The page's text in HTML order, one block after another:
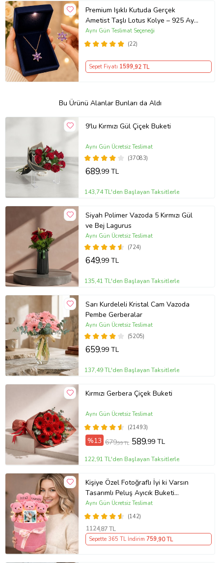
Premium Işıklı Kutuda Gerçek
Ametist Taşlı Lotus Kolye – 925 Ayar
Gümüş Kadın Kolye
(22)
Aynı Gün Teslimat Seçeneği
Sepet Fiyatı 1599,92 TL
Bu Ürünü Alanlar Bunları da Aldı
9'lu Kırmızı Gül Çiçek Buketi
(37083)
Aynı Gün Ücretsiz Teslimat
689,99 TL
143,74 TL'den Başlayan Taksitlerle
Siyah Polimer Vazoda 5 Kırmızı Gül
ve Bej Lagurus
(724)
Aynı Gün Ücretsiz Teslimat
649,99 TL
135,41 TL'den Başlayan Taksitlerle
Sarı Kurdeleli Kristal Cam Vazoda
Pembe Gerberalar
(5205)
Aynı Gün Ücretsiz Teslimat
659,99 TL
137,49 TL'den Başlayan Taksitlerle
Kırmızı Gerbera Çiçek Buketi
(21493)
Aynı Gün Ücretsiz Teslimat
%13 679,99 TL 589,99 TL
122,91 TL'den Başlayan Taksitlerle
Kişiye Özel Fotoğraflı İyi ki Varsın
Tasarımlı Peluş Ayıcık Buketi
(Pembe)
(142)
Aynı Gün Ücretsiz Teslimat
1124,87 TL
Sepette 365 TL İndirim 759,90 TL